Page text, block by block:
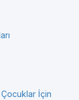
Çocuklar İçin